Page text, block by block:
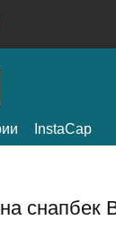
InstaCap
снапбек